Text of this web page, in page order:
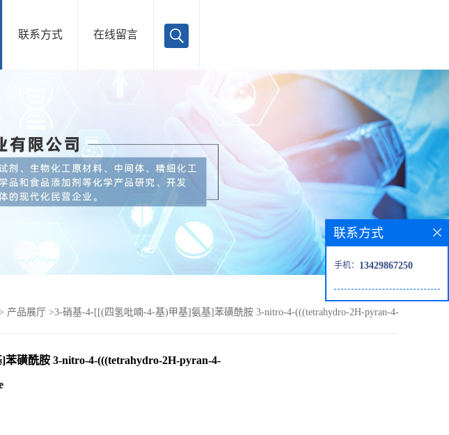
联系方式 在线留言
产品展厅 >3-硝基-4-[[(四氢吡喃-4-基)甲基]氨基]苯磺酰胺 3-nitro-4-(((tetrahydro-2H-pyran-4-
磺酰胺 3-nitro-4-(((tetrahydro-2H-pyran-4-
联系方式
手机： 13429867250